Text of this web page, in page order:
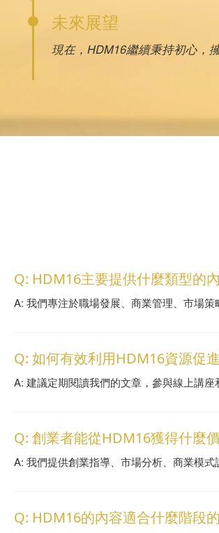
未來展望
現在，HDM16繼續秉持初心，
Q: HDM16主要提供什麼類型的
A: 我們專注於職場發展、商業管理、市場
Q: 如何有效利用HDM16資源促
A: 建議定期閱讀我們的文章，參與線上講
Q: 創業者能從HDM16獲得什麼
A: 我們提供創業指導、市場分析、商業模
Q: HDM16的內容適合什麼階段